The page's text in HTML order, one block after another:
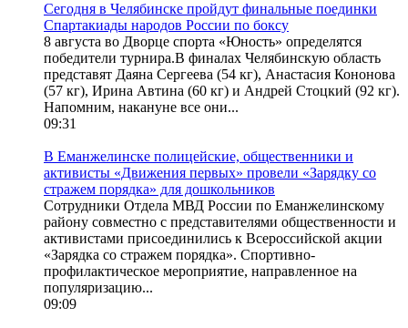
Сегодня в Челябинске пройдут финальные поединки
Спартакиады народов России по боксу
8 августа во Дворце спорта «Юность» определятся
победители турнира.В финалах Челябинскую область
представят Даяна Сергеева (54 кг), Анастасия Кононова
(57 кг), Ирина Автина (60 кг) и Андрей Стоцкий (92 кг).
Напомним, накануне все они...
09:31
В Еманжелинске полицейские, общественники и
активисты «Движения первых» провели «Зарядку со
стражем порядка» для дошкольников
Сотрудники Отдела МВД России по Еманжелинскому
району совместно с представителями общественности и
активистами присоединились к Всероссийской акции
«Зарядка со стражем порядка». Спортивно-
профилактическое мероприятие, направленное на
популяризацию...
09:09